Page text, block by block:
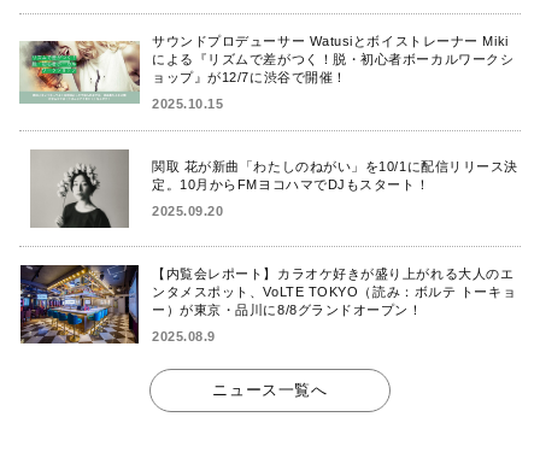
サウンドプロデューサー Watusiとボイストレーナー Miki
による『リズムで差がつく！脱・初心者ボーカルワークシ
ョップ』が12/7に渋谷で開催！
2025.10.15
関取 花が新曲「わたしのねがい」を10/1に配信リリース決
定。10月からFMヨコハマでDJもスタート！
2025.09.20
【内覧会レポート】カラオケ好きが盛り上がれる大人のエ
ンタメスポット、VoLTE TOKYO（読み：ボルテ トーキョ
ー）が東京・品川に8/8グランドオープン！
2025.08.9
ニュース一覧へ